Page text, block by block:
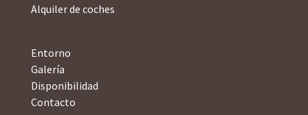
Alquiler de coches
Entorno
Galería
Disponibilidad
Contacto